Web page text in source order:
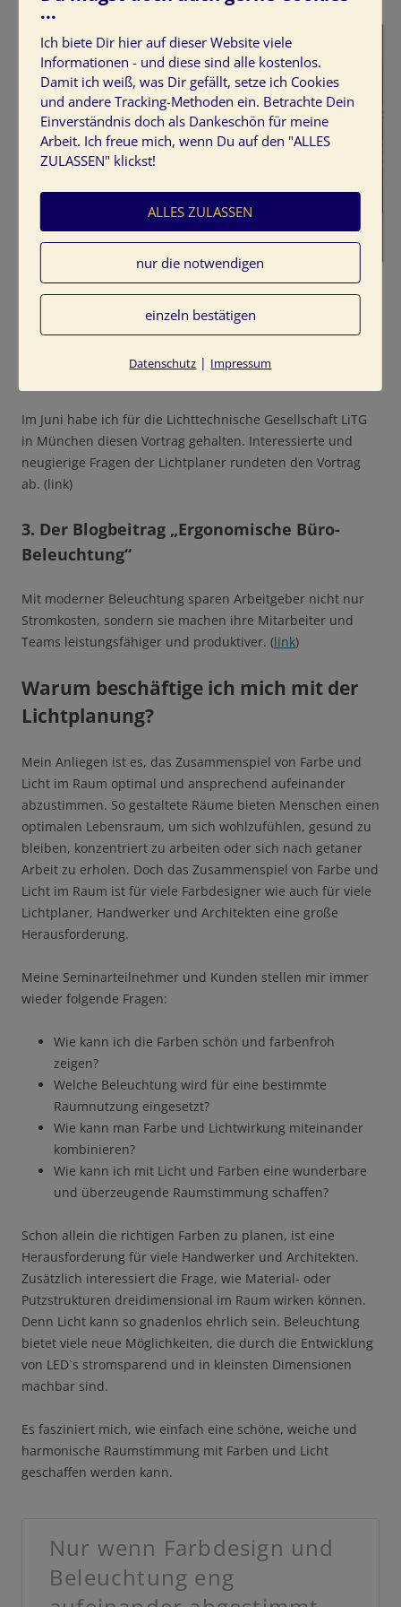
Farbe & Licht für Schreiner
Wohlbefinden im Büro“
Im Juni habe ich für die Lichttechnische Gesellschaft LiTG
in München diesen Vortrag gehalten. Interessierte und
neugierige Fragen der Lichtplaner rundeten den Vortrag
ab. (link)
3. Der Blogbeitrag „Ergonomische Büro-
Beleuchtung“
Mit moderner Beleuchtung sparen Arbeitgeber nicht nur
Stromkosten, sondern sie machen ihre Mitarbeiter und
Teams leistungsfähiger und produktiver. (link)
Warum beschäftige ich mich mit der
Lichtplanung?
Mein Anliegen ist es, das Zusammenspiel von Farbe und
Licht im Raum optimal und ansprechend aufeinander
abzustimmen. So gestaltete Räume bieten Menschen einen
optimalen Lebensraum, um sich wohlzufühlen, gesund zu
bleiben, konzentriert zu arbeiten oder sich nach getaner
Arbeit zu erholen. Doch das Zusammenspiel von Farbe und
Licht im Raum ist für viele Farbdesigner wie auch für viele
Lichtplaner, Handwerker und Architekten eine große
Herausforderung.
Meine Seminarteilnehmer und Kunden stellen mir immer
wieder folgende Fragen:
Wie kann ich die Farben schön und farbenfroh
zeigen?
Welche Beleuchtung wird für eine bestimmte
Raumnutzung eingesetzt?
Wie kann man Farbe und Lichtwirkung miteinander
kombinieren?
Wie kann ich mit Licht und Farben eine wunderbare
und überzeugende Raumstimmung schaffen?
Schon allein die richtigen Farben zu planen, ist eine
Herausforderung für viele Handwerker und Architekten.
Zusätzlich interessiert die Frage, wie Material- oder
Putzstrukturen dreidimensional im Raum wirken können.
Denn Licht kann so gnadenlos ehrlich sein. Beleuchtung
bietet viele neue Möglichkeiten, die durch die Entwicklung
von LED`s stromsparend und in kleinsten Dimensionen
machbar sind.
Es fasziniert mich, wie einfach eine schöne, weiche und
harmonische Raumstimmung mit Farben und Licht
geschaffen werden kann.
Nur wenn Farbdesign und
Beleuchtung eng
...
Ich biete Dir hier auf dieser Website viele
Informationen - und diese sind alle kostenlos.
Damit ich weiß, was Dir gefällt, setze ich Cookies
und andere Tracking-Methoden ein. Betrachte Dein
Einverständnis doch als Dankeschön für meine
Arbeit. Ich freue mich, wenn Du auf den "ALLES
ZULASSEN" klickst!
ALLES ZULASSEN
nur die notwendigen
einzeln bestätigen
Datenschutz | Impressum